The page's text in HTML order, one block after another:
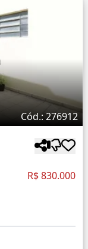
Cód.: 276912
R$ 830.000